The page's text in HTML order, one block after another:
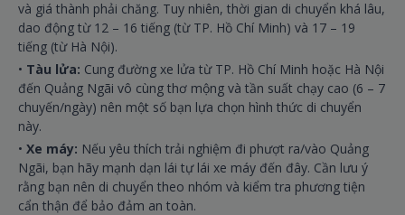
và giá thành phải chăng. Tuy nhiên, thời gian di chuyển khá lâu,
dao động từ 12 – 16 tiếng (từ TP. Hồ Chí Minh) và 17 – 19
tiếng (từ Hà Nội).
• Tàu lửa: Cung đường xe lửa từ TP. Hồ Chí Minh hoặc Hà Nội
đến Quảng Ngãi vô cùng thơ mộng và tần suất chạy cao (6 – 7
chuyến/ngày) nên một số bạn lựa chọn hình thức di chuyển
này.
• Xe máy: Nếu yêu thích trải nghiệm đi phượt ra/vào Quảng
Ngãi, bạn hãy mạnh dạn lái tự lái xe máy đến đây. Cần lưu ý
rằng bạn nên di chuyển theo nhóm và kiểm tra phương tiện
cẩn thận để bảo đảm an toàn.